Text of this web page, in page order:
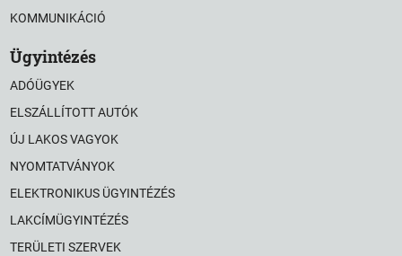
KOMMUNIKÁCIÓ
Ügyintézés
ADÓÜGYEK
ELSZÁLLÍTOTT AUTÓK
ÚJ LAKOS VAGYOK
NYOMTATVÁNYOK
ELEKTRONIKUS ÜGYINTÉZÉS
LAKCÍMÜGYINTÉZÉS
TERÜLETI SZERVEK